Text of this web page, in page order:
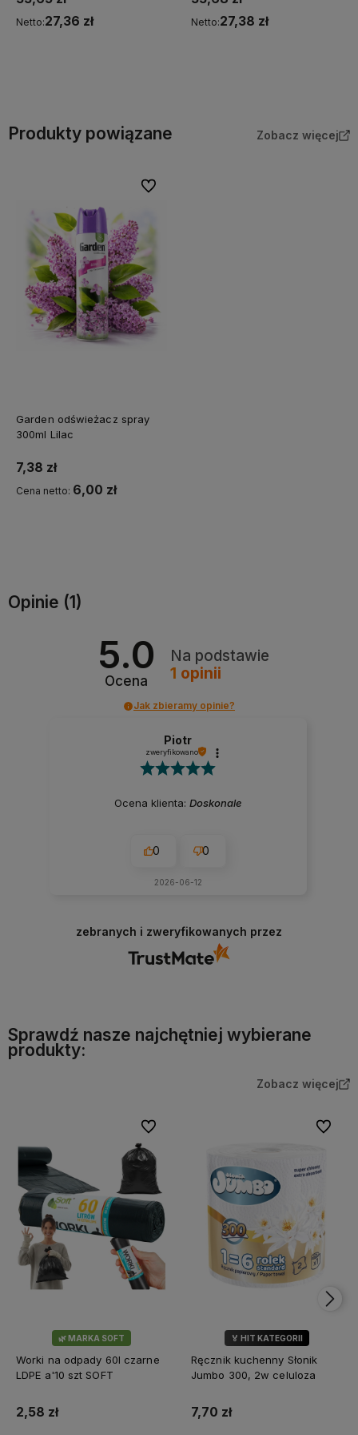
Netto:27,38 zł Netto:20,67 zł
Produkty powiązane Zobacz więcej
Garden odświeżacz spray
300ml Lilac
7,38 zł
Cena netto: 6,00 zł
Do ulubionych
Opinie (1)
5.0
Ocena
Na podstawie
1 opinii
Jak zbieramy opinie?
Piotr
zweryfikowano
Ocena klienta: Doskonale
0 0
2026-06-12
zebranych i zweryfikowanych przez
Sprawdź nasze najchętniej wybierane
produkty:
Zobacz więcej
🌿 MARKA SOFT
Worki na odpady 60l czarne
LDPE a'10 szt SOFT
2,58 zł
Do ulubionych
🏅 HIT KATEGORII
💎 WYBÓR KLIENTÓW
Ręcznik kuchenny Słonik
Jumbo 300, 2w celuloza
7,70 zł
Do